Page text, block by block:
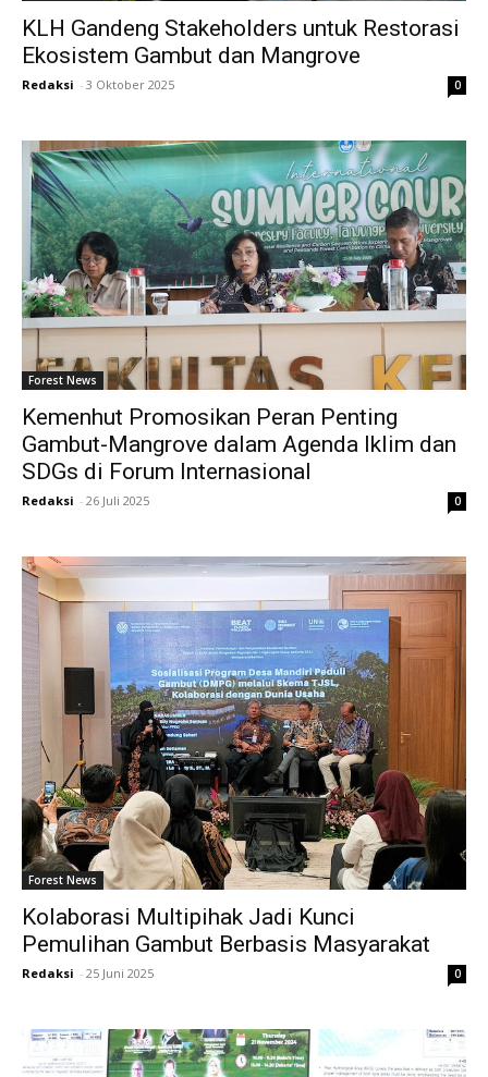
KLH Gandeng Stakeholders untuk Restorasi
Ekosistem Gambut dan Mangrove
Redaksi - 3 Oktober 2025 0
Forest News
Kemenhut Promosikan Peran Penting
Gambut-Mangrove dalam Agenda Iklim dan
SDGs di Forum Internasional
Redaksi - 26 Juli 2025 0
Forest News
Kolaborasi Multipihak Jadi Kunci
Pemulihan Gambut Berbasis Masyarakat
Redaksi - 25 Juni 2025 0